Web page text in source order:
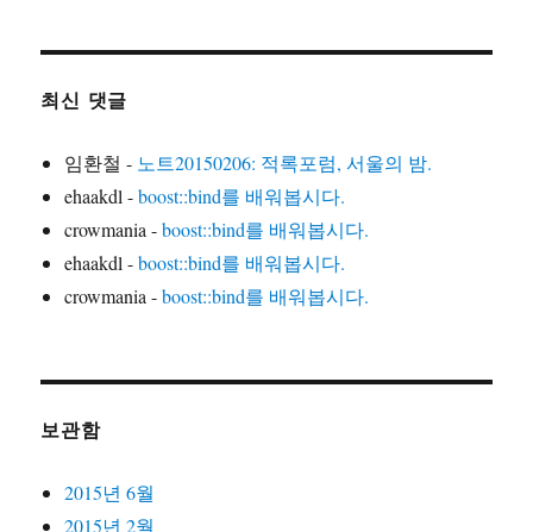
최신 댓글
임환철 - 노트20150206: 적록포럼, 서울의 밤.
ehaakdl-boost::bind를 배워봅시다.
crowmania-boost::bind를 배워봅시다.
ehaakdl-boost::bind를 배워봅시다.
crowmania-boost::bind를 배워봅시다.
보관함
2015년 6월
2015년 2월